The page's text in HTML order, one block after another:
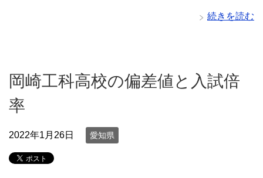
続きを読む
岡崎工科高校の偏差値と入試倍
率
2022年1月26日 愛知県